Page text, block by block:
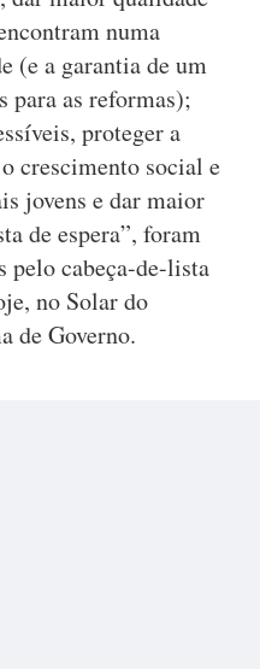
numa
(e a garantia de um
para as reformas);
proteger a
crescimento social e
jovens e dar maior
de espera”, foram
pelo cabeça-de-lista
no Solar do
de Governo.